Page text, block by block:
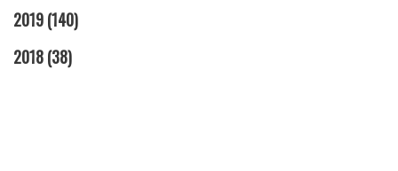
2019(140)
2018(38)